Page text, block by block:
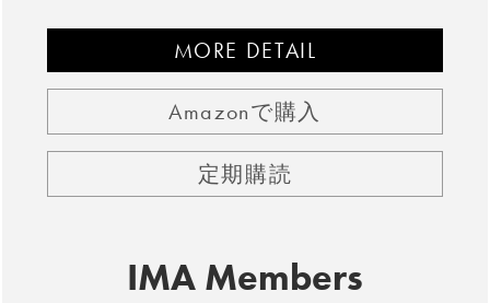
MORE DETAIL
Amazonで購入
定期購読
IMA Members